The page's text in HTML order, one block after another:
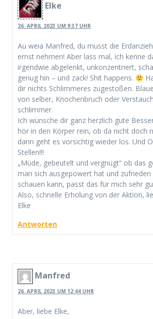
Elke
26. APRIL 2023 UM 9:37 UHR
Au weia Manfred, du musst die
ernst nehmen! Aber lass mal, ich kenne
irgendwie abgelenkt, unkonzentriert,
genug hin – und zack! Shit happens.
dir nichts Schlimmeres zugestoßen.
von selber, Knochenbruch oder
schlimmer.
Ich wünsche dir ganz herzlich gute
hör in den Körper rein, ob da nicht doch
dann geht es vorsichtig wieder los. Und
Stellen!!!
„Müde, gebeutelt und vergnügt“ ob das
man sich ausgepowert hat und
schauen kann, passt das für mich sehr
Also, schnelle Erholung von der Aktion,
Elke
Antworten
Manfred
26. APRIL 2023 UM 12:44 UHR
Aber, liebe Elke,